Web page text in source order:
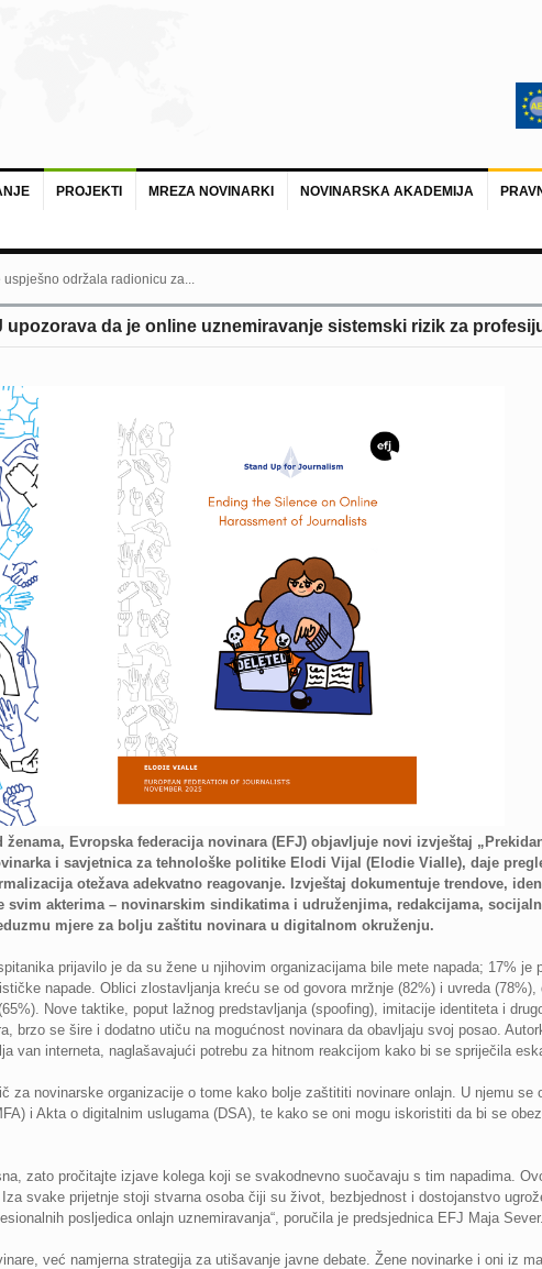
PROJEKTI MREZA NOVINARKI NOVINARSKA AKADEMIJA
održala radionicu za...
da je online uznemiravanje sistemski rizik za
Evropska federacija novinara (EFJ) objavljuje novi izvještaj
i savjetnica za tehnološke politike Elodi Vijal (Elodie Vialle), daje
otežava adekvatno reagovanje. Izvještaj dokumentuje trendove,
svim akterima – novinarskim sindikatima i udruženjima, redakcijama,
mjere za bolju zaštitu novinara u digitalnom okruženju.
prijavilo je da su žene u njihovim organizacijama bile mete napada; 17% je
napade. Oblici zlostavljanja kreću se od govora mržnje (82%) i uvreda (78%),
Nove taktike, poput lažnog predstavljanja (spoofing), imitacije identiteta i
brzo se šire i dodatno utiču na mogućnost novinara da obavljaju svoj posao.
van interneta, naglašavajući potrebu za hitnom reakcijom kako bi se spriječila
novinarske organizacije o tome kako bolje zaštititi novinare onlajn. U njemu se
i Akta o digitalnim uslugama (DSA), te kako se oni mogu iskoristiti da bi se
zato pročitajte izjave kolega koji se svakodnevno suočavaju s tim napadima.
svake prijetnje stoji stvarna osoba čiji su život, bezbjednost i dostojanstvo
posljedica onlajn uznemiravanja“, poručila je predsjednica EFJ Maja Sever.
već namjerna strategija za utišavanje javne debate. Žene novinarke i oni iz